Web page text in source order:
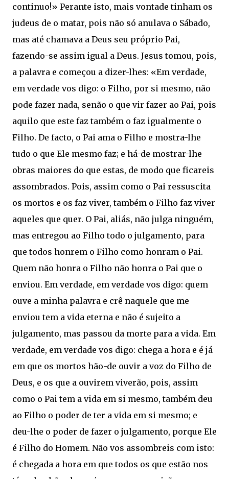
continuo!» Perante isto, mais vontade tinham os
judeus de o matar, pois não só anulava o Sábado,
mas até chamava a Deus seu próprio Pai,
fazendo-se assim igual a Deus. Jesus tomou, pois,
a palavra e começou a dizer-lhes: «Em verdade,
em verdade vos digo: o Filho, por si mesmo, não
pode fazer nada, senão o que vir fazer ao Pai, pois
aquilo que este faz também o faz igualmente o
Filho. De facto, o Pai ama o Filho e mostra-lhe
tudo o que Ele mesmo faz; e há-de mostrar-lhe
obras maiores do que estas, de modo que ficareis
assombrados. Pois, assim como o Pai ressuscita
os mortos e os faz viver, também o Filho faz viver
aqueles que quer. O Pai, aliás, não julga ninguém,
mas entregou ao Filho todo o julgamento, para
que todos honrem o Filho como honram o Pai.
Quem não honra o Filho não honra o Pai que o
enviou. Em verdade, em verdade vos digo: quem
ouve a minha palavra e crê naquele que me
enviou tem a vida eterna e não é sujeito a
julgamento, mas passou da morte para a vida. Em
verdade, em verdade vos digo: chega a hora e é já
em que os mortos hão-de ouvir a voz do Filho de
Deus, e os que a ouvirem viverão, pois, assim
como o Pai tem a vida em si mesmo, também deu
ao Filho o poder de ter a vida em si mesmo; e
deu-lhe o poder de fazer o julgamento, porque Ele
é Filho do Homem. Não vos assombreis com isto:
é chegada a hora em que todos os que estão nos